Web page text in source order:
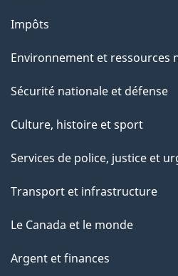
g
e
Impôts
Environnement et ressources
Sécurité nationale et défense
Culture, histoire et sport
Services de police, justice et
Transport et infrastructure
Le Canada et le monde
Argent et finances